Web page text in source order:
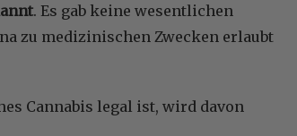
. Es gab keine wesentlichen
zu medizinischen Zwecken erlaubt
Cannabis legal ist, wird davon